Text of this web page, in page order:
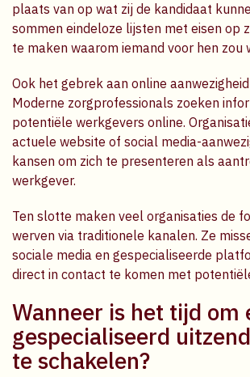
plaats van op wat zij de kandidaat
sommen eindeloze lijsten met eisen op
te maken waarom iemand voor hen zou
Ook het gebrek aan online
Moderne zorgprofessionals zoeken
potentiële werkgevers online.
actuele website of social media-
kansen om zich te presenteren als
werkgever.
Ten slotte maken veel organisaties de
werven via traditionele kanalen. Ze
sociale media en gespecialiseerde
direct in contact te komen met
Wanneer is het tijd om
gespecialiseerd
te schakelen?